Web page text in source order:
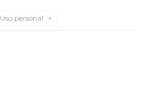
Uso personal